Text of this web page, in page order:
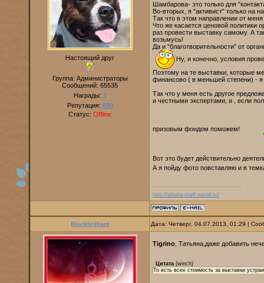
Настоящий друг
Группа: Администраторы
Сообщений: 65535
Награды: 3
Репутация: 890
Статус: Offline
Шамбарова- это только для
Во-вторых, я "активист" только на
Так что в этом направлении от
Что же касается ценовой политики
раз провести выставку самому. А
возьмусь!
Да и "благотворительности" от
Ну, и конечно, условия
Поэтому на те выставки, которые
финансово ( в меньшей степени) - я
Так что у меня есть другое
и честными экспертами, и , если
призовым фондом поможем!
Вот это будет действительно
А я пойду фото повставляю и в
http://alterra-staff.narod.ru/
Blackbrilliant Дата: Четверг, 04.07.2013, 01:29 |
Tigrino , Татьяна,даже добавить
Цитата (winch)
То есть всех стоимость за выставки